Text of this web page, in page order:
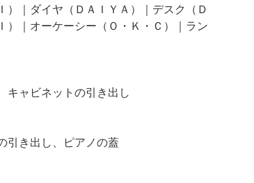
）｜ダイヤ（ＤＡＩＹＡ）｜デスク（Ｄ
）｜オーケーシー（Ｏ・Ｋ・Ｃ）｜ラン
キャビネットの引き出し
引き出し、ピアノの蓋